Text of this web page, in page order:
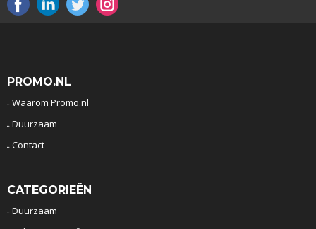
PROMO.NL
Waarom Promo.nl
Duurzaam
Contact
CATEGORIEËN
Duurzaam